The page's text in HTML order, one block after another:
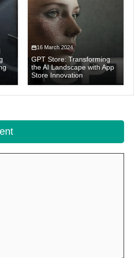
16 March 2024
GPT Store: Transforming
the AI Landscape with App
Store Innovation